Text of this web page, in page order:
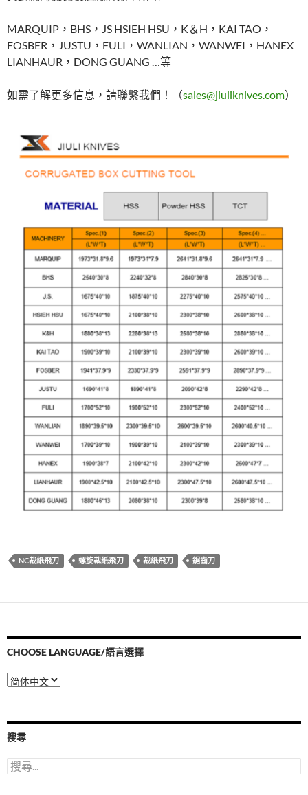
MARQUIP，BHS，JS HSIEH HSU，K＆H，KAI TAO，
FOSBER，JUSTU，FULI，WANLIAN，WANWEI，HANEX
LIANHAUR，DONG GUANG …等
如需了解更多信息，請聯繫我們！（sales@jiuliknives.com）
NC裁紙飛刀 螺旋裁紙飛刀 裁紙飛刀 鋸齒刀
CHOOSE LANGUAGE/語言選擇
Choose
Language/
選
擇
搜尋
搜
尋